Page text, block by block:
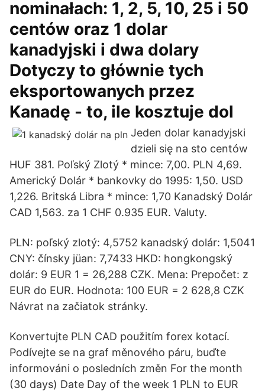
nominałach: 1, 2, 5, 10, 25 i 50
centów oraz 1 dolar
kanadyjski i dwa dolary
Dotyczy to głównie tych
eksportowanych przez
Kanadę - to, ile kosztuje dol
Jeden dolar kanadyjski
dzieli się na sto centów
HUF 381. Poľský Zlotý * mince: 7,00. PLN 4,69.
Americký Dolár * bankovky do 1995: 1,50. USD
1,226. Britská Libra * mince: 1,70 Kanadský Dolár
CAD 1,563. za 1 CHF 0.935 EUR. Valuty.
PLN: poľský zlotý: 4,5752 kanadský dolár: 1,5041
CNY: čínsky jüan: 7,7433 HKD: hongkongský
dolár: 9 EUR 1 = 26,288 CZK. Mena: Prepočet: z
EUR do EUR. Hodnota: 100 EUR = 2 628,8 CZK
Návrat na začiatok stránky.
Konvertujte PLN CAD použitím forex kotací.
Podívejte se na graf měnového páru, buďte
informováni o posledních změn For the month
(30 days) Date Day of the week 1 PLN to EUR